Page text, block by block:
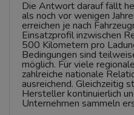
Die Antwort darauf fällt
als noch vor wenigen
erreichen je nach
Einsatzprofil inzwischen
500 Kilometern pro
Bedingungen sind
möglich. Für viele
zahlreiche nationale
ausreichend. Gleichzeitig
Hersteller kontinuierlich
Unternehmen sammeln